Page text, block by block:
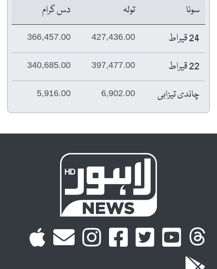
سونا
تولہ
دس گرام
24 قیراط
427,436.00
366,457.00
22 قیراط 397,477.00
340,685.00
چاندی تیزابی 6,902.00
5,916.00